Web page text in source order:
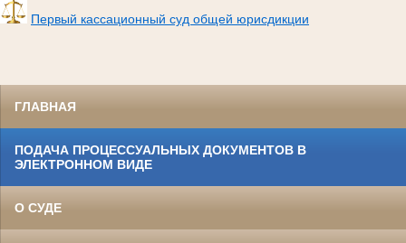
Первый кассационный суд общей юрисдикции
ГЛАВНАЯ
ПОДАЧА ПРОЦЕССУАЛЬНЫХ ДОКУМЕНТОВ В
ЭЛЕКТРОННОМ ВИДЕ
О СУДЕ